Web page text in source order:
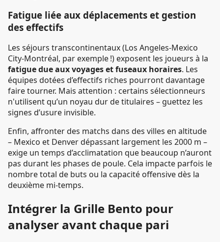
Fatigue liée aux déplacements et gestion
des effectifs
Les séjours transcontinentaux (Los Angeles-Mexico
City-Montréal, par exemple !) exposent les joueurs à la
fatigue due aux voyages et fuseaux horaires. Les
équipes dotées d’effectifs riches pourront davantage
faire tourner. Mais attention : certains sélectionneurs
n'utilisent qu’un noyau dur de titulaires – guettez les
signes d’usure invisible.
Enfin, affronter des matchs dans des villes en altitude
– Mexico et Denver dépassant largement les 2000 m –
exige un temps d’acclimatation que beaucoup n’auront
pas durant les phases de poule. Cela impacte parfois le
nombre total de buts ou la capacité offensive dès la
deuxième mi-temps.
Intégrer la Grille Bento pour
analyser avant chaque pari